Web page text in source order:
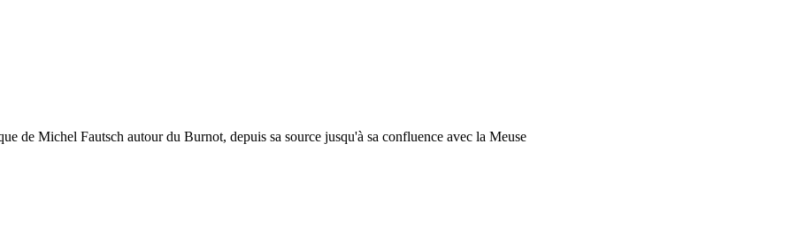
de Michel Fautsch autour du Burnot, depuis sa source jusqu'à sa confluence avec la Meuse